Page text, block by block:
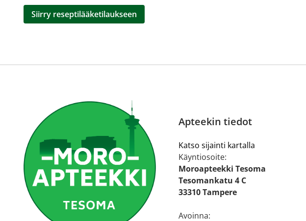
Siirry reseptilääketilaukseen
Apteekin tiedot
Katso sijainti kartalla
Käyntiosoite:
Moroapteekki Tesoma
Tesomankatu 4 C
33310 Tampere
Avoinna: